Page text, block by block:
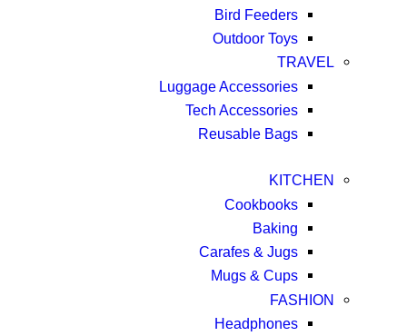
Bird Feeders
Outdoor Toys
TRAVEL
Luggage Accessories
Tech Accessories
Reusable Bags
KITCHEN
Cookbooks
Baking
Carafes & Jugs
Mugs & Cups
FASHION
Headphones